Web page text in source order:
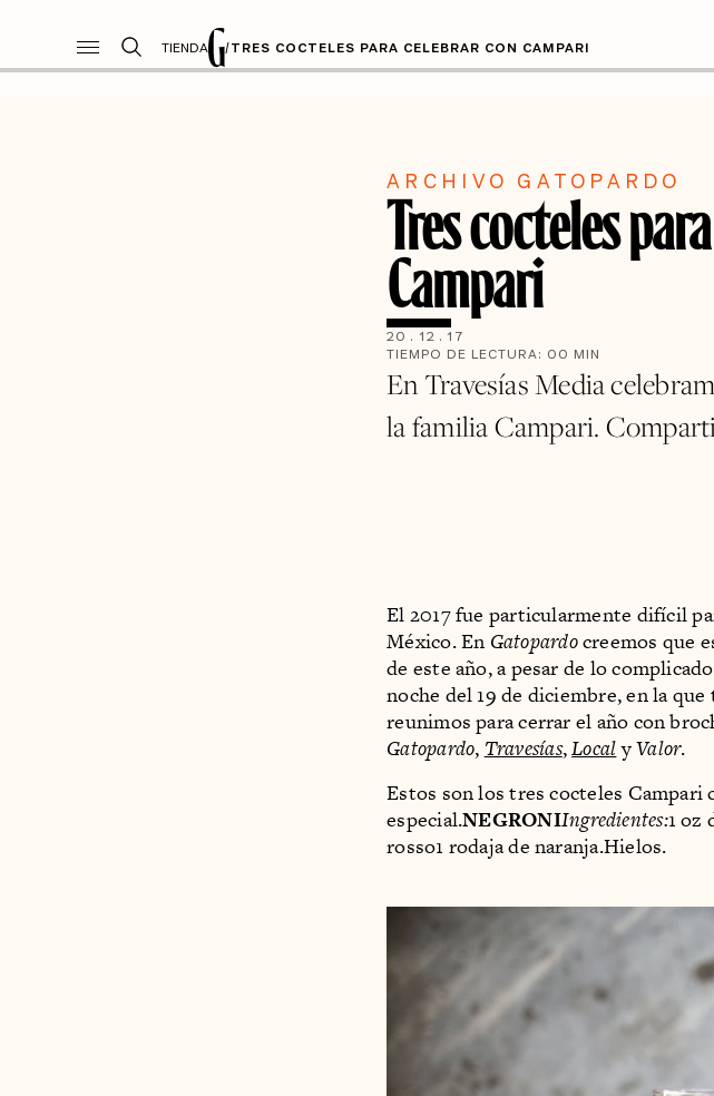
TIENDA /TRES COCTELES PARA CELEBRAR CON CAMPARI
ARCHIVO GATOPARDO
Tres cocteles
Campari
20 . 12 . 17
TIEMPO DE LECTURA: 00 MIN
En Travesías Media
la familia Campari.
El 2017 fue particularmente difícil
México. En Gatopardocreemos que
de este año, a pesar de lo
noche del 19 de diciembre, en la
reunimos para cerrar el año con
Gatopardo, Travesías,LocalyValor.
Estos son los tres cocteles Campari
especial.NEGRONIIngredientes:1 oz
rosso1 rodaja de naranja.Hielos.